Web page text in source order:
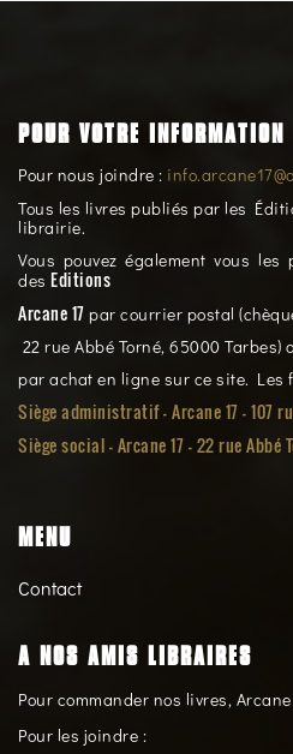
POUR VOTRE INFORMATION
Pour nous joindre :
Tous les livres publiés par les
librairie.
Vous pouvez également vous
des Editions
Arcane 17 par courrier postal
22 rue Abbé Torné, 65000
par achat en ligne sur ce site.
Siège administratif - Arcane 17 - 107
Siège social -Arcane 17 - 22 rue Abbé
MENU
Contact
A NOS AMIS LIBRAIRES
Pour commander nos livres,
Pour les joindre :